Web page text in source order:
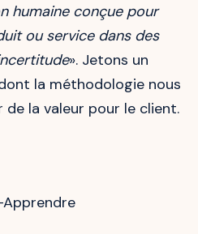
humaine conçue pour
ou service dans des
». Jetons un
la méthodologie nous
la valeur pour le client.